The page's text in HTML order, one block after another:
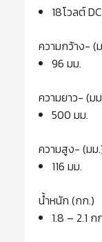
18โวลต์
ความกว้าง- (
96 มม.
ความยาว- (ม
500 มม.
ความสูง- (มม
116 มม.
น้ำหนัก (กก.)
1.8 – 2.1 ก